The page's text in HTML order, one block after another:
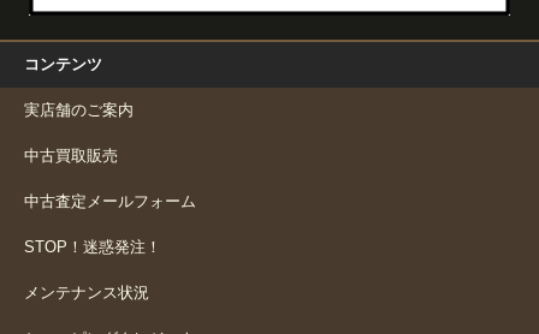
コンテンツ
実店舗のご案内
中古買取販売
中古査定メールフォーム
STOP！迷惑発注！
メンテナンス状況